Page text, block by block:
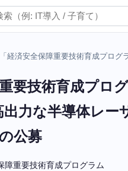
「経済安全保障重要技術育成プロ
重要技術育成プロ
力な半導体レー
公募
障重要技術育成プログラム